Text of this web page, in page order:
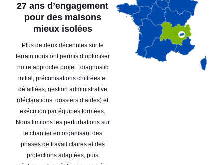
27 ans d’engagement
pour des maisons
mieux isolées
Plus de deux décennies sur le
terrain nous ont permis d’optimiser
notre approche projet : diagnostic
initial, préconisations chiffrées et
détaillées, gestion administrative
(déclarations, dossiers d’aides) et
exécution par équipes formées.
Nous limitons les perturbations sur
le chantier en organisant des
phases de travail claires et des
protections adaptées, puis